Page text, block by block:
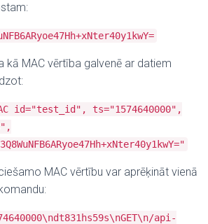
kā MAC vērtība galvenē ar datiem
id="test_id", ts="1574640000",
MAC vērtību var aprēķināt vienā
api-